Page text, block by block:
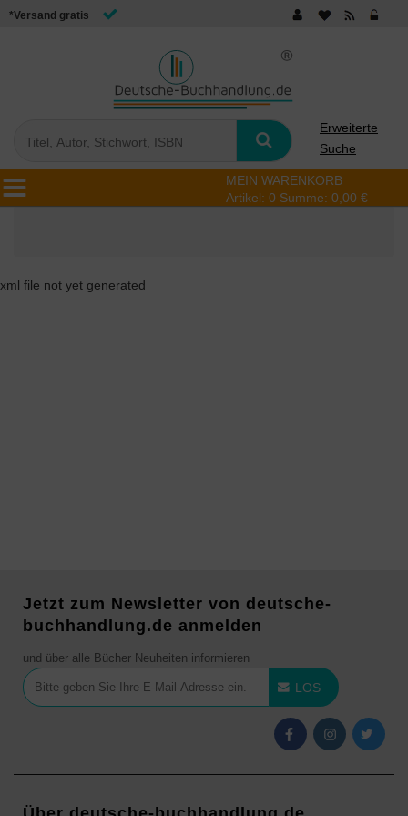
*Versand gratis
Erweiterte
Suche
MEIN WARENKORB
Artikel: 0 Summe: 0,00 €
xml file not yet generated
Jetzt zum Newsletter von deutsche-
buchhandlung.de anmelden
und über alle Bücher Neuheiten informieren
LOS